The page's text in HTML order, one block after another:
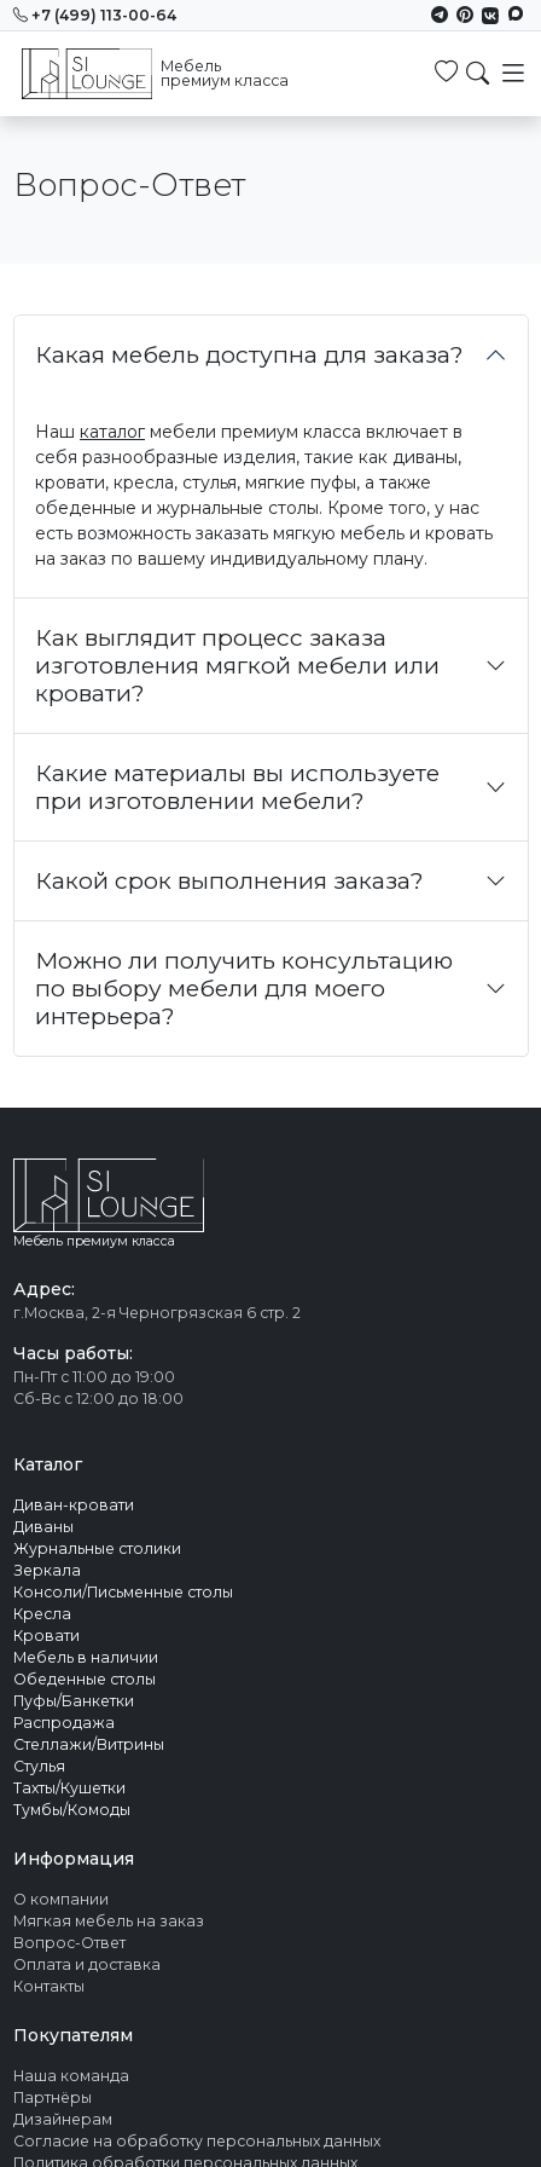
+7 (499) 113-00-64
Мебель
премиум класса
Вопрос-Ответ
Какая мебель доступна для заказа?
Наш каталогмебели премиум класса включает в
себя разнообразные изделия, такие как диваны,
кровати, кресла, стулья, мягкие пуфы, а также
обеденные и журнальные столы. Кроме того, у нас
есть возможность заказать мягкую мебель и кровать
на заказ по вашему индивидуальному плану.
Как выглядит процесс заказа
изготовления мягкой мебели или
кровати?
Какие материалы вы используете
при изготовлении мебели?
Какой срок выполнения заказа?
Можно ли получить консультацию
по выбору мебели для моего
интерьера?
Мебель премиум класса
Адрес:
г.Москва, 2-я Черногрязская 6 стр. 2
Часы работы:
Пн-Пт с 11:00 до 19:00
Сб-Вс с 12:00 до 18:00
Каталог
Диван-кровати
Диваны
Журнальные столики
Зеркала
Консоли/Письменные столы
Кресла
Кровати
Мебель в наличии
Обеденные столы
Пуфы/Банкетки
Распродажа
Стеллажи/Витрины
Стулья
Тахты/Кушетки
Тумбы/Комоды
Информация
О компании
Мягкая мебель на заказ
Вопрос-Ответ
Оплата и доставка
Контакты
Покупателям
Наша команда
Партнёры
Дизайнерам
Согласие на обработку персональных данных
Политика обработки персональных данных